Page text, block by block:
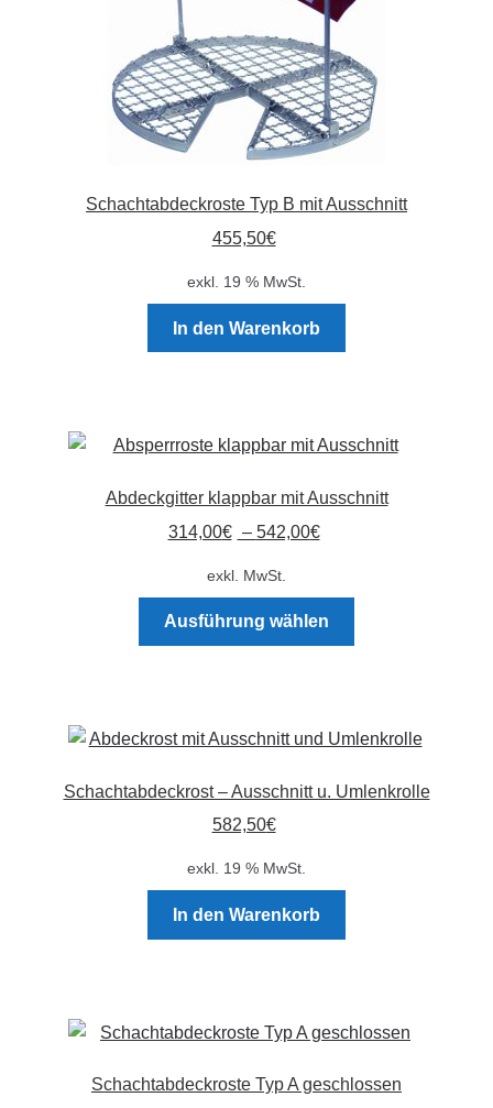
Schachtabdeckroste Typ B mit Ausschnitt
455,50€
exkl. 19 % MwSt.
In den Warenkorb
Abdeckgitter klappbar mit Ausschnitt
314,00€ – 542,00€
exkl. MwSt.
Ausführung wählen
auf.
Optionen
Schachtabdeckrost – Ausschnitt u. Umlenkrolle
582,50€
exkl. 19 % MwSt.
In den Warenkorb
Schachtabdeckroste Typ A geschlossen